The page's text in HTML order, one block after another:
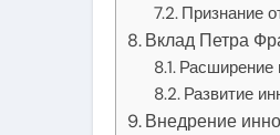
Признание
Вклад Петра
Расширение
Развитие
Внедрение